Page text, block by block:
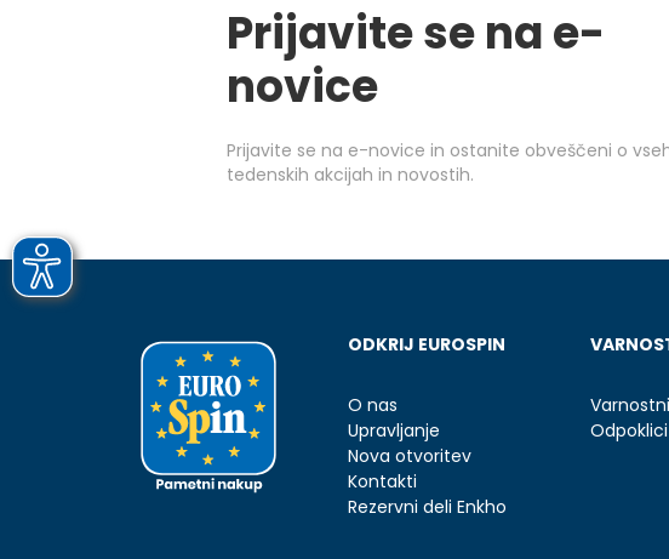
Prijavite se na e-
novice
Prijavite se na e-novice in ostanite obveščeni o
tedenskih akcijah in novostih.
ODKRIJ EUROSPIN
O nas
Upravljanje
Nova otvoritev
Kontakti
Rezervni deli Enkho